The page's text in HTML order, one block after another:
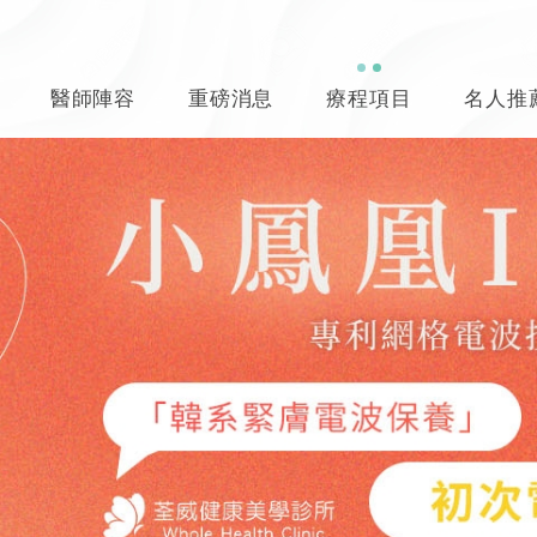
醫師陣容 重磅消息 療程項目 名人推